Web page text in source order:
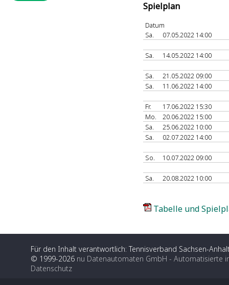
Spielplan
Datum
Sa.
07.05.2022 14:00
Sa. 14.05.2022 14:00
Sa.
21.05.2022 09:00
Sa.
11.06.2022 14:00
Fr.
17.06.2022 15:30
Mo.
20.06.2022 15:00
Sa.
25.06.2022 10:00
Sa.
02.07.2022 14:00
So. 10.07.2022 09:00
Sa. 20.08.2022 10:00
Tabelle und
Für den Inhalt verantwortlich: Tennisverband Sachsen-
© 1999-2026 nu Datenautomaten GmbH - Automatisierte
Datenschutz